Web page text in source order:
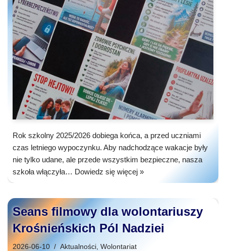
Rok szkolny 2025/2026 dobiega końca, a przed uczniami
czas letniego wypoczynku. Aby nadchodzące wakacje były
nie tylko udane, ale przede wszystkim bezpieczne, nasza
szkoła włączyła… Dowiedz się więcej »
Seans filmowy dla wolontariuszy
Krośnieńskich Pól Nadziei
2026-06-10 Aktualności Wolontariat